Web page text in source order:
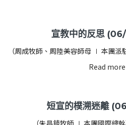
宣教中的反思
（周成牧師、周陸美容師母 ∣ 本團
Read
短宣的樸溯迷離
（朱昌錂牧師 ∣ 本團國際總